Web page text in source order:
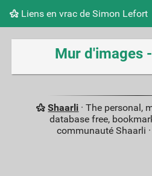
Liens en vrac de Simon Lefort
Nuage de tags Mur d'images
Mur d'images
Shaarli · The personal,
database free,
communauté Shaarli ·